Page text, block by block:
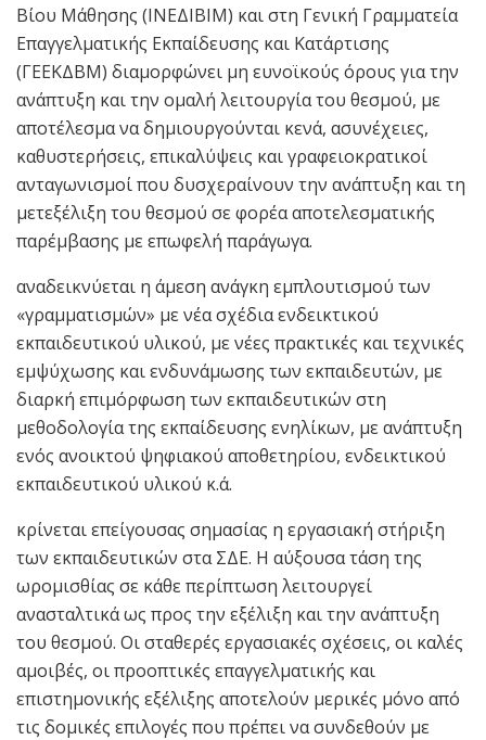
Βίου Μάθησης (ΙΝΕΔΙΒΙΜ) και στη Γενική Γραμματεία
Επαγγελματικής Εκπαίδευσης και Κατάρτισης
(ΓΕΕΚΔΒΜ) διαμορφώνει μη ευνοϊκούς όρους για την
ανάπτυξη και την ομαλή λειτουργία του θεσμού, με
αποτέλεσμα να δημιουργούνται κενά, ασυνέχειες,
καθυστερήσεις, επικαλύψεις και γραφειοκρατικοί
ανταγωνισμοί που δυσχεραίνουν την ανάπτυξη και τη
μετεξέλιξη του θεσμού σε φορέα αποτελεσματικής
παρέμβασης με επωφελή παράγωγα.
αναδεικνύεται η άμεση ανάγκη εμπλουτισμού των
«γραμματισμών» με νέα σχέδια ενδεικτικού
εκπαιδευτικού υλικού, με νέες πρακτικές και τεχνικές
εμψύχωσης και ενδυνάμωσης των εκπαιδευτών, με
διαρκή επιμόρφωση των εκπαιδευτικών στη
μεθοδολογία της εκπαίδευσης ενηλίκων, με ανάπτυξη
ενός ανοικτού ψηφιακού αποθετηρίου, ενδεικτικού
εκπαιδευτικού υλικού κ.ά.
κρίνεται επείγουσας σημασίας η εργασιακή στήριξη
των εκπαιδευτικών στα ΣΔΕ. Η αύξουσα τάση της
ωρομισθίας σε κάθε περίπτωση λειτουργεί
ανασταλτικά ως προς την εξέλιξη και την ανάπτυξη
του θεσμού. Οι σταθερές εργασιακές σχέσεις, οι καλές
αμοιβές, οι προοπτικές επαγγελματικής και
επιστημονικής εξέλιξης αποτελούν μερικές μόνο από
τις δομικές επιλογές που πρέπει να συνδεθούν με